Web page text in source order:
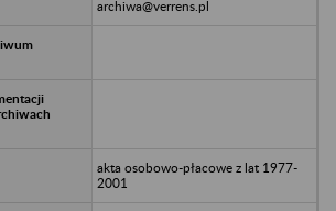
archiwa@verrens.pl
akta osobowo-płacowe z lat 1977-
2001